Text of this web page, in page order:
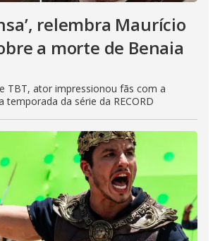
relembra Maurício
a morte de Benaia
TBT, ator impressionou fãs com a
temporada da série da RECORD